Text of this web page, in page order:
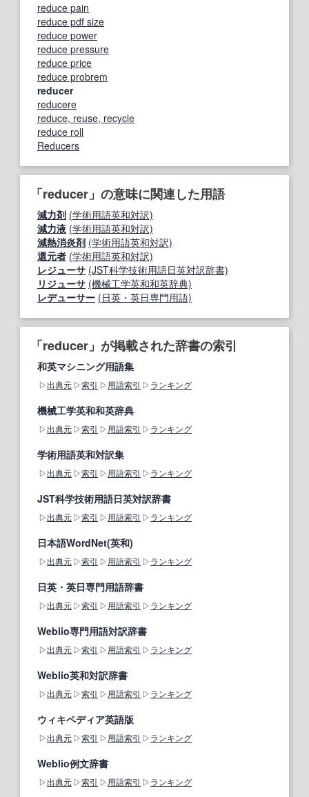
reduce pain
reduce pdf size
reduce power
reduce pressure
reduce price
reduce probrem
reducer
reducere
reduce, reuse, recycle
reduce roll
Reducers
「reducer」の意味に関連した用語
減力剤 (学術用語英和対訳)
減力液 (学術用語英和対訳)
減熱消炎剤 (学術用語英和対訳)
還元者 (学術用語英和対訳)
レジューサ (JST科学技術用語日英対訳辞書)
リジューサ (機械工学英和和英辞典)
レデューサー (日英・英日専門用語)
「reducer」が掲載された辞書の索引
和英マシニング用語集
出典元 索引 用語索引 ランキング
機械工学英和和英辞典
出典元 索引 用語索引 ランキング
学術用語英和対訳集
出典元 索引 用語索引 ランキング
JST科学技術用語日英対訳辞書
出典元 索引 用語索引 ランキング
日本語WordNet(英和)
出典元 索引 用語索引 ランキング
日英・英日専門用語辞書
出典元 索引 用語索引 ランキング
Weblio専門用語対訳辞書
出典元 索引 用語索引 ランキング
Weblio英和対訳辞書
出典元 索引 用語索引 ランキング
ウィキペディア英語版
出典元 索引 用語索引 ランキング
Weblio例文辞書
出典元 索引 用語索引 ランキング